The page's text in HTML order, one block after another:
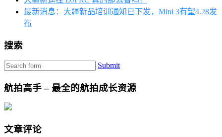
最新消息：大疆新品培训通知已下发，Mini 3有望4.28发
布
搜索
Submit
航拍高手 – 最全的航拍成长资源
文章评论